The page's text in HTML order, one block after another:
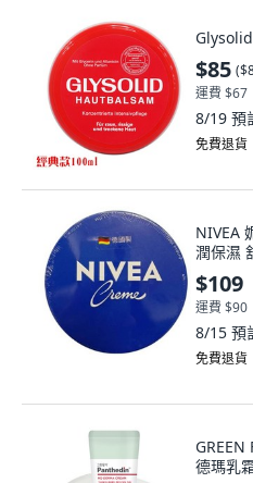
$85 (
運費 $67
8/19 預
免費退貨
NIVEA
潤保濕
$109
運費 $90
8/15 預
免費退貨
德瑪乳